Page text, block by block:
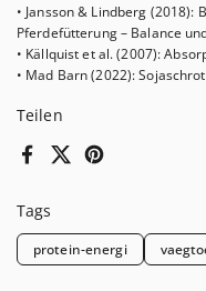
Teilen
FacebookX (Twitter)Pinterest
Tags
protein-energi
• Jansson & Lindberg
Pferdefütterung – Balance
• Källquist et al. (2007):
• Mad Barn (2022):